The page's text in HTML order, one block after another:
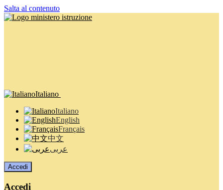
Salta al contenuto
Italiano
Italiano
English
Français
中文
عربى
Accedi
Accedi